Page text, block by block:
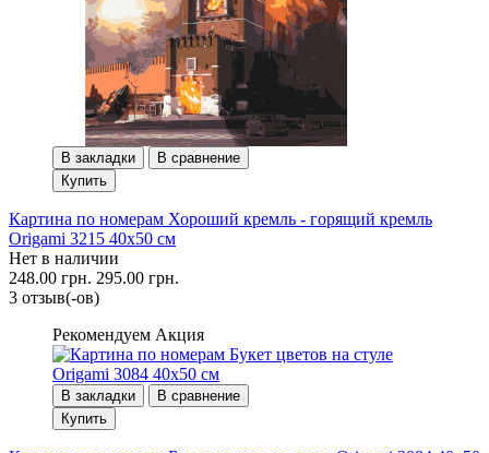
В закладки
В сравнение
Купить
Картина по номерам Хороший кремль - горящий кремль
Origami 3215 40x50 см
Нет в наличии
248.00 грн. 295.00 грн.
3 отзыв(-ов)
Рекомендуем Акция
В закладки
В сравнение
Купить